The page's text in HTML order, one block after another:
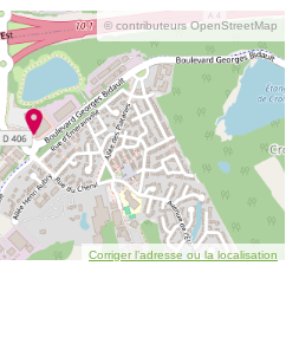
© contributeurs OpenStreetMap
Corriger l’adresse ou la localisation